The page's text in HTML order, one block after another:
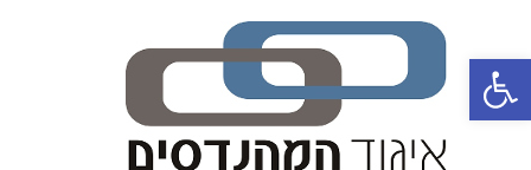
פתח סרגל נגישות